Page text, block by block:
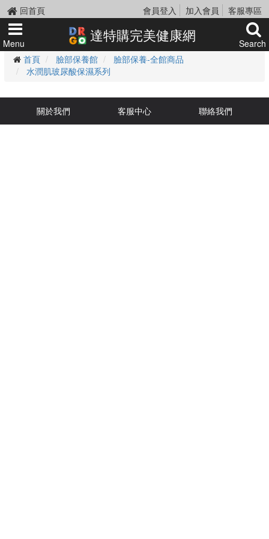
回首頁 會員登入 加入會員 客服專區
Menu 達特購完美健康網
Search
首頁
臉部保養館
臉部保養-全館商品
水潤肌玻尿酸保濕系列
關於我們 客服中心 聯絡我們